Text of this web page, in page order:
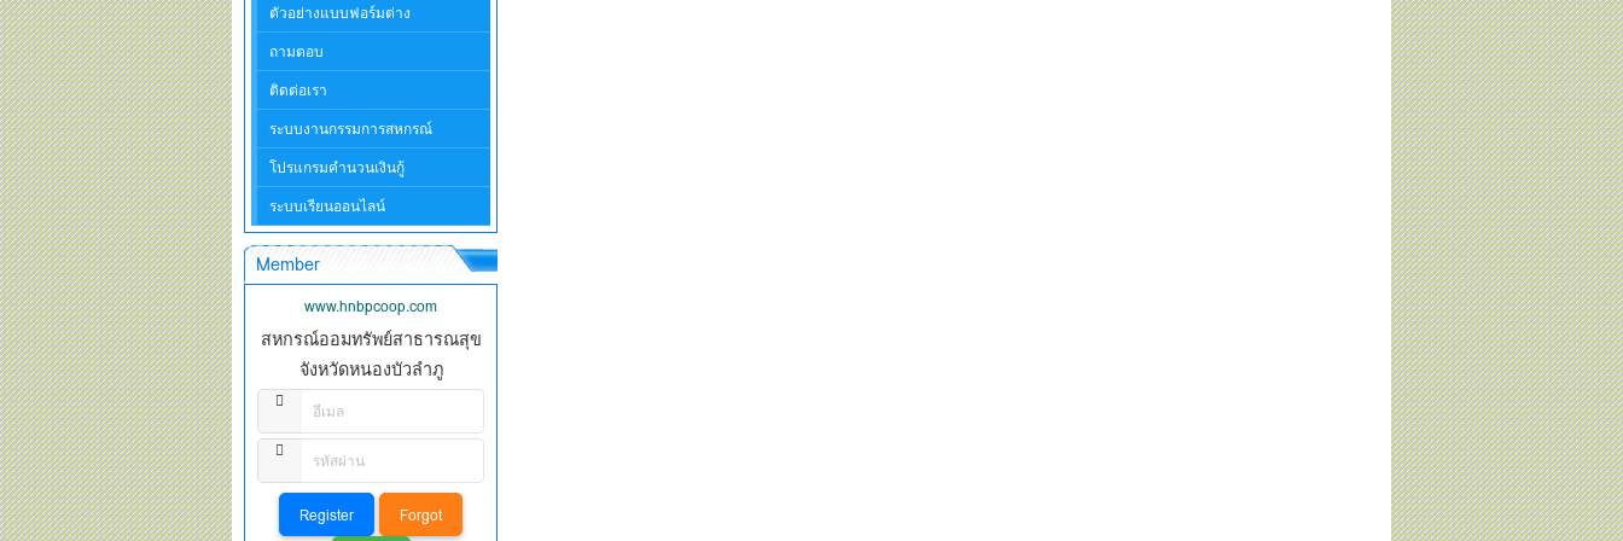
ตัวอย่างแบบฟอร์มต่าง
ถามตอบ
ติดต่อเรา
ระบบงานกรรมการสหกรณ์
โปรแกรมคำนวนเงินกู้
ระบบเรียนออนไลน์
Member
www.hnbpcoop.com
สหกรณ์ออมทรัพย์สาธารณสุข
จังหวัดหนองบัวลำภู